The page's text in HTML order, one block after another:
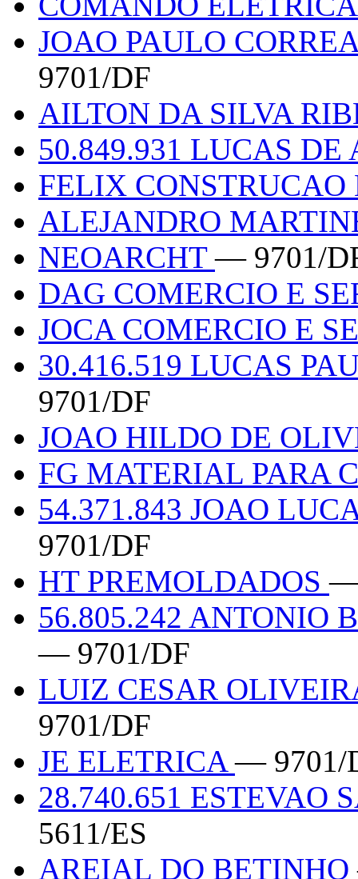
JOAO PAULO
9701/DF
AILTON DA SILVA
50.849.931 LUCAS
FELIX
ALEJANDRO
NEOARCHT— 9701/
DAG COMERCIO E
JOCA COMERCIO E
30.416.519 LUCAS
9701/DF
JOAO HILDO DE
FG MATERIAL PARA
54.371.843 JOAO
9701/DF
HT PREMOLDADOS—
56.805.242 ANTONIO
— 9701/DF
LUIZ CESAR
9701/DF
JE ELETRICA— 9701/
28.740.651 ESTEVAO
5611/ES
AREIAL DO BETINHO